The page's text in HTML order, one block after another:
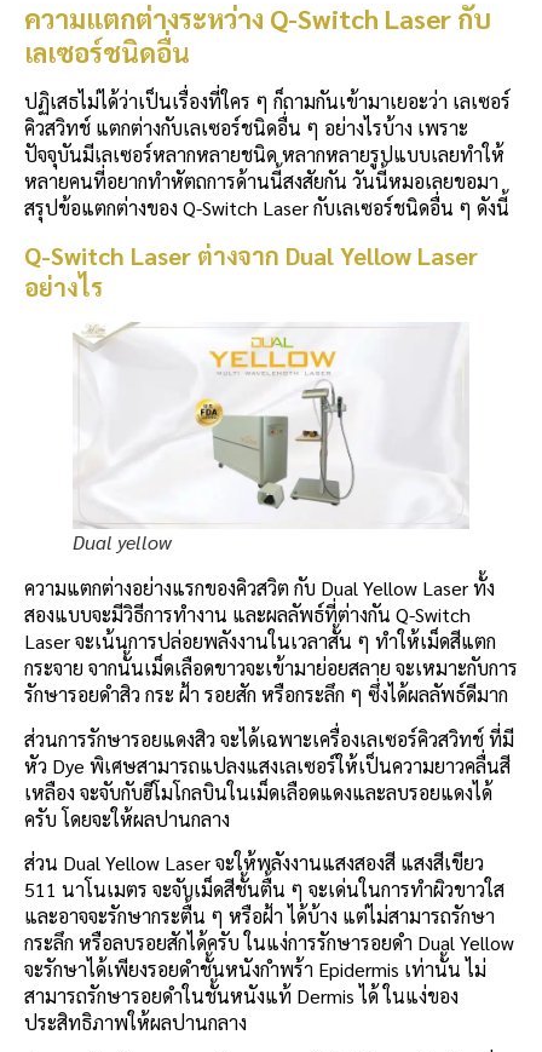
ความแตกต่างระหว่าง Q-Switch Laser กับ
เลเซอร์ชนิดอื่น
ปฏิเสธไม่ได้ว่าเป็นเรื่องที่ใคร ๆ ก็ถามกันเข้ามาเยอะว่า เลเซอร์
คิวสวิทช์ แตกต่างกับเลเซอร์ชนิดอื่น ๆ อย่างไรบ้าง เพราะ
ปัจจุบันมีเลเซอร์หลากหลายชนิด หลากหลายรูปแบบเลยทำให้
หลายคนที่อยากทำหัตถการด้านนี้สงสัยกัน วันนี้หมอเลยขอมา
สรุปข้อแตกต่างของ Q-Switch Laser กับเลเซอร์ชนิดอื่น ๆ ดังนี้
Q-Switch Laser ต่างจาก Dual Yellow Laser
อย่างไร
Dual yellow
ความแตกต่างอย่างแรกของคิวสวิต กับ Dual Yellow Laser ทั้ง
สองแบบจะมีวิธีการทำงาน และผลลัพธ์ที่ต่างกัน Q-Switch
Laser จะเน้นการปล่อยพลังงานในเวลาสั้น ๆ ทำให้เม็ดสีแตก
กระจาย จากนั้นเม็ดเลือดขาวจะเข้ามาย่อยสลาย จะเหมาะกับการ
รักษารอยดำสิว กระ ฝ้า รอยสัก หรือกระลึก ๆ ซึ่งได้ผลลัพธ์ดีมาก
ส่วนการรักษารอยแดงสิว จะได้เฉพาะเครื่องเลเซอร์คิวสวิทช์ ที่มี
หัว Dye พิเศษสามารถแปลงแสงเลเซอร์ให้เป็นความยาวคลื่นสี
เหลือง จะจับกับฮีโมโกลบินในเม็ดเลือดแดงและลบรอยแดงได้
ครับ โดยจะให้ผลปานกลาง
ส่วน Dual Yellow Laser จะให้พลังงานแสงสองสี แสงสีเขียว
511 นาโนเมตร จะจับเม็ดสีชั้นตื้น ๆ จะเด่นในการทำผิวขาวใส
และอาจจะรักษากระตื้น ๆ หรือฝ้า ได้บ้าง แต่ไม่สามารถรักษา
กระลึก หรือลบรอยสักได้ครับ ในแง่การรักษารอยดำ Dual Yellow
จะรักษาได้เพียงรอยดำชั้นหนังกำพร้า Epidermis เท่านั้น ไม่
สามารถรักษารอยดำในชั้นหนังแท้ Dermis ได้ ในแง่ของ
ประสิทธิภาพให้ผลปานกลาง